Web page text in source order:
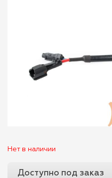
Нет в наличии
Доступно под заказ